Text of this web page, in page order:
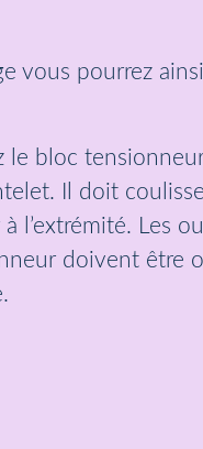
vous pourrez
le bloc
Il doit
l’extrémité. Les
doivent être